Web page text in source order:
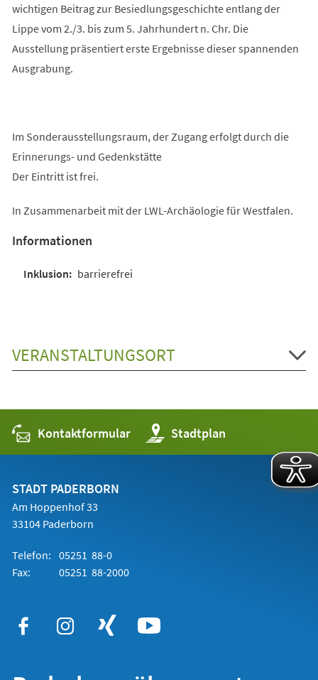
wichtigen Beitrag zur Besiedlungsgeschichte entlang der
Lippe vom 2./3. bis zum 5. Jahrhundert n. Chr. Die
Ausstellung präsentiert erste Ergebnisse dieser spannenden
Ausgrabung.
Im Sonderausstellungsraum, der Zugang erfolgt durch die
Erinnerungs- und Gedenkstätte
Der Eintritt ist frei.
In Zusammenarbeit mit der LWL-Archäologie für Westfalen.
Informationen
barrierefrei
VERANSTALTUNGSORT
Kontaktformular Stadtplan
(Öffnet
in
einem
STADT PADERBORN
Am Hoppenhof 33
33104 Paderborn
Telefon: 05251 88-0
Fax:
05251 88-2000